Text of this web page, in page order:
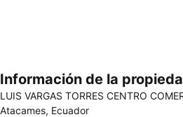
Ampliar mapa
Información de la
LUIS VARGAS TORRES CENTRO
Atacames, Ecuador